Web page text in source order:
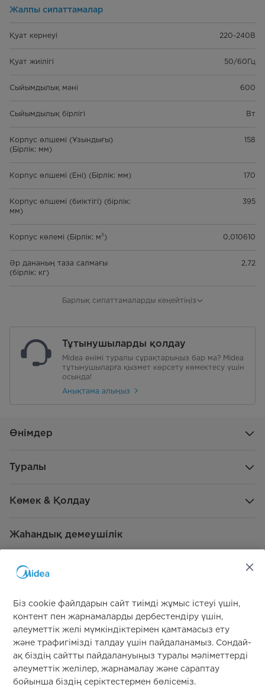
Жалпы сипаттамалар
Қуат кернеуі 220-240В
Қуат жиілігі 50/60Гц
Сыйымдылық мәні 600
Сыйымдылық бірлігі Вт
Корпус өлшемі (Ұзындығы)
(Бірлік: мм)
158
Корпус өлшемі (Ені) (Бірлік: мм) 170
Корпус өлшемі (биіктігі) (бірлік:
мм)
395
Корпус көлемі (Бірлік: м³) 0,010610
Әр дананың таза салмағы
(бірлік: кг)
2,72
Бір дананың қаптама көлемі
сыйымдылығы (ішкі нарыққа
қолданылмайды) (бірлік: дана)
40 футтық контейнер
сыйымдылығы (ішкі нарыққа
(ішкі нарыққа қолданылмайды)
Өнім ерекшеліктері Араластыру
Басқару панелінің функциялары
Дисплей Жоқ
Қыздыру функциясы бар ма? Жоқ
Шу деңгейі (дБА; 100 см) (бірлік:
дБА)
Жылдамдық (айн/мин) (бірлік:
айн/мин)
Орналастыру әдісі Үстел үсті үлгі
Барлық сипаттамаларды кеңейтіңіз
Тұтынушыларды қолдау
Midea өнімі туралы сұрақтарыңыз бар ма? Midea
тұтынушыларға қызмет көрсету көмектесу үшін
осында!
Анықтама алыңыз
Өнімдер
Туралы
Көмек & Қолдау
Жаһандық демеушілік
Бізге қосылыңыз
Біз cookie файлдарын сайт тиімді жұмыс істеуі үшін,
контент пен жарнамаларды дербестендіру үшін,
әлеуметтік желі мүмкіндіктерімен қамтамасыз ету
және трафигімізді талдау үшін пайдаланамыз. Сондай-
ақ біздің сайтты пайдалануыңыз туралы мәліметтерді
әлеуметтік желілер, жарнамалау және сараптау
бойынша біздің серіктестермен бөлісеміз.